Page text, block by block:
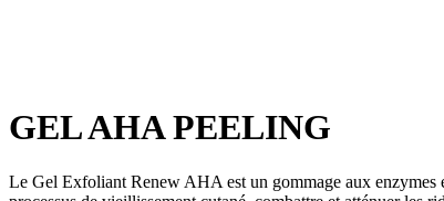
GEL AHA PEELING
Le Gel Exfoliant Renew AHA est un gommage aux enzymes